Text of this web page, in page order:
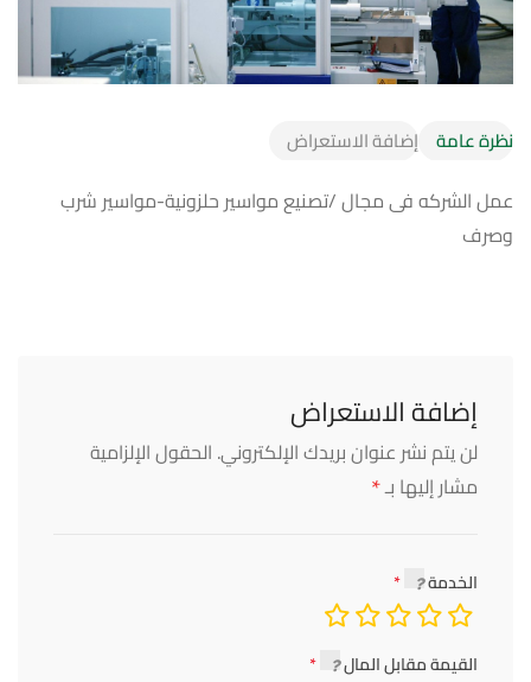
نظرة عامة إضافة الاستعراض
عمل الشركه فى مجال /تصنيع مواسير حلزونية-مواسير شرب
وصرف
إضافة الاستعراض
لن يتم نشر عنوان بريدك الإلكتروني. الحقول الإلزامية
مشار إليها بـ*
الخدمة
القيمة مقابل المال